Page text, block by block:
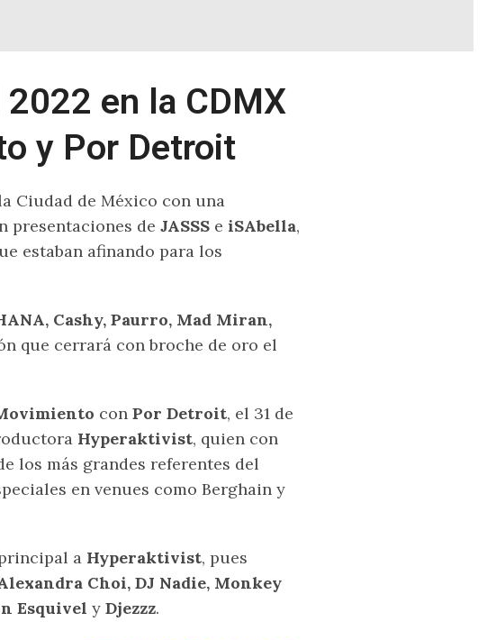
en la CDMX
y Por Detroit
Ciudad de México con una
presentaciones de JASSS e iSAbella,
estaban afinando para los
Cashy, Paurro, Mad Miran,
que cerrará con broche de oro el
con Por Detroit, el 31 de
Hyperaktivist, quien con
los más grandes referentes del
en venues como Berghain y
a Hyperaktivist, pues
Choi, DJ Nadie, Monkey
Esquivel y Djezzz.